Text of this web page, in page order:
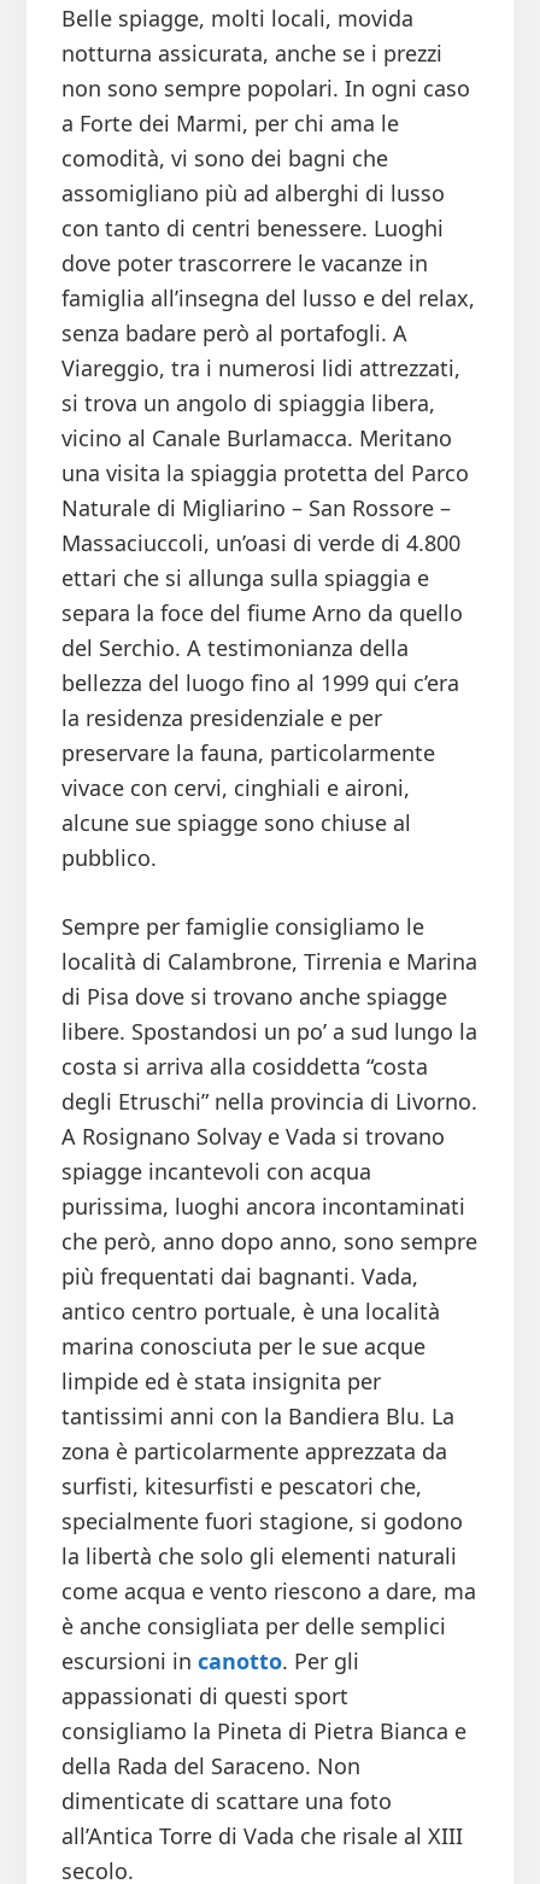
Belle spiagge, molti locali, movida
notturna assicurata, anche se i prezzi
non sono sempre popolari. In ogni caso
a Forte dei Marmi, per chi ama le
comodità, vi sono dei bagni che
assomigliano più ad alberghi di lusso
con tanto di centri benessere. Luoghi
dove poter trascorrere le vacanze in
famiglia all’insegna del lusso e del relax,
senza badare però al portafogli. A
Viareggio, tra i numerosi lidi attrezzati,
si trova un angolo di spiaggia libera,
vicino al Canale Burlamacca. Meritano
una visita la spiaggia protetta del Parco
Naturale di Migliarino – San Rossore –
Massaciuccoli, un’oasi di verde di 4.800
ettari che si allunga sulla spiaggia e
separa la foce del fiume Arno da quello
del Serchio. A testimonianza della
bellezza del luogo fino al 1999 qui c’era
la residenza presidenziale e per
preservare la fauna, particolarmente
vivace con cervi, cinghiali e aironi,
alcune sue spiagge sono chiuse al
pubblico.
Sempre per famiglie consigliamo le
località di Calambrone, Tirrenia e Marina
di Pisa dove si trovano anche spiagge
libere. Spostandosi un po’ a sud lungo la
costa si arriva alla cosiddetta “costa
degli Etruschi” nella provincia di Livorno.
A Rosignano Solvay e Vada si trovano
spiagge incantevoli con acqua
purissima, luoghi ancora incontaminati
che però, anno dopo anno, sono sempre
più frequentati dai bagnanti. Vada,
antico centro portuale, è una località
marina conosciuta per le sue acque
limpide ed è stata insignita per
tantissimi anni con la Bandiera Blu. La
zona è particolarmente apprezzata da
surfisti, kitesurfisti e pescatori che,
specialmente fuori stagione, si godono
la libertà che solo gli elementi naturali
come acqua e vento riescono a dare, ma
è anche consigliata per delle semplici
escursioni in canotto. Per gli
appassionati di questi sport
consigliamo la Pineta di Pietra Bianca e
della Rada del Saraceno. Non
dimenticate di scattare una foto
all’Antica Torre di Vada che risale al XIII
secolo.